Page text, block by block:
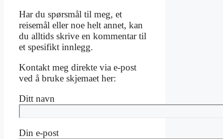
Har du spørsmål til meg, et
reisemål eller noe helt annet, kan
du alltids skrive en kommentar til
et spesifikt innlegg.
Kontakt meg direkte via e-post
ved å bruke skjemaet her:
Ditt navn
Din e-post